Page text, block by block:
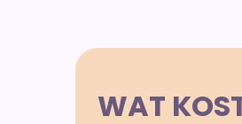
WAT